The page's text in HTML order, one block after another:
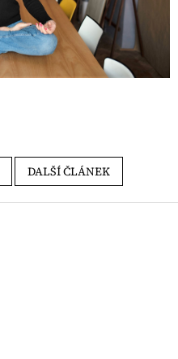
DALŠÍ ČLÁNEK